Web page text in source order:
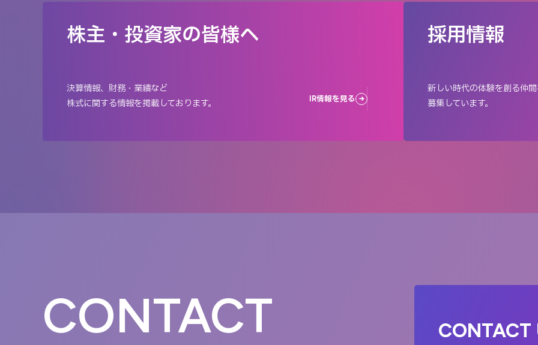
株主・投資家の皆様へ
決算情報、財務・業績など
株式に関する情報を掲載しております。
IR情報を見る
採用情報
新しい時代の体験を創る仲
募集しています。
CONTACT CONTACT